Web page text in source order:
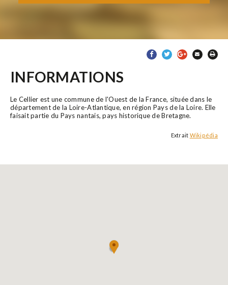
INFORMATIONS
Le Cellier est une commune de l'Ouest de la France, située dans le
département de la Loire-Atlantique, en région Pays de la Loire. Elle
faisait partie du Pays nantais, pays historique de Bretagne.
Extrait Wikipédia